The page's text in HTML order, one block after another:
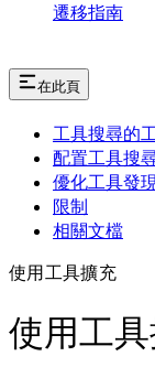
遷移指南
在此頁
工具搜尋的
配置工具搜
優化工具發
限制
相關文檔
使用工具擴充
使用工